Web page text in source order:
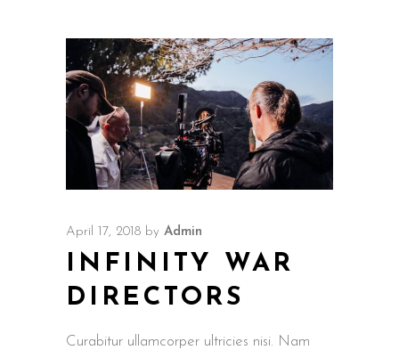
April 17, 2018 by Admin
INFINITY WAR
DIRECTORS
Curabitur ullamcorper ultricies nisi. Nam